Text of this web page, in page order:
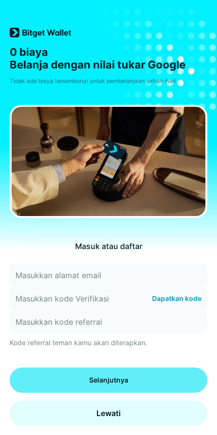
0 biaya
Belanja dengan nilai tukar Google
Tidak ada biaya tersembunyi untuk pembelanjaan sehari-hari
Masuk atau daftar
Dapatkan kode
Kode referral teman kamu akan diterapkan.
Selanjutnya
Lewati